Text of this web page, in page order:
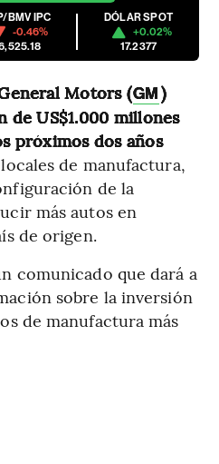
BMV IPC
-0.46%
DÓLAR SPOT
+0.02%
17.2377
Motors (GM)
de US$1.000 millones
próximos dos años
de manufactura,
de la
más autos en
de origen.
comunicado que dará a
sobre la inversión
de manufactura más